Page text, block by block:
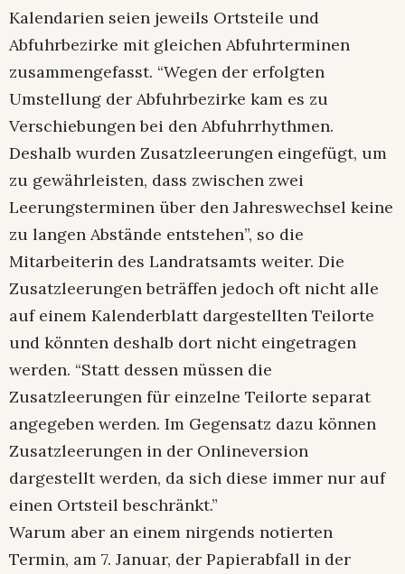
Kalendarien seien jeweils Ortsteile und
Abfuhrbezirke mit gleichen Abfuhrterminen
zusammengefasst. “Wegen der erfolgten
Umstellung der Abfuhrbezirke kam es zu
Verschiebungen bei den Abfuhrrhythmen.
Deshalb wurden Zusatzleerungen eingefügt, um
zu gewährleisten, dass zwischen zwei
Leerungsterminen über den Jahreswechsel keine
zu langen Abstände entstehen”, so die
Mitarbeiterin des Landratsamts weiter. Die
Zusatzleerungen beträffen jedoch oft nicht alle
auf einem Kalenderblatt dargestellten Teilorte
und könnten deshalb dort nicht eingetragen
werden. “Statt dessen müssen die
Zusatzleerungen für einzelne Teilorte separat
angegeben werden. Im Gegensatz dazu können
Zusatzleerungen in der Onlineversion
dargestellt werden, da sich diese immer nur auf
einen Ortsteil beschränkt.”
Warum aber an einem nirgends notierten
Termin, am 7. Januar, der Papierabfall in der